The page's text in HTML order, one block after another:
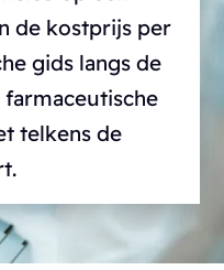
de kostprijs per
gids langs de
telkens de